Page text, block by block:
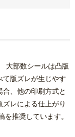
大部数シールは凸版
て版ズレが生じやす
、他の印刷方式と
レによる仕上がり
推奨しています。